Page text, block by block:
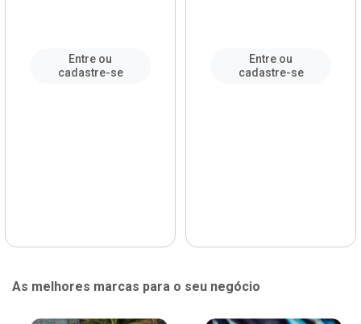
Entre ou
cadastre-se
Entre ou
cadastre-se
As melhores marcas para o seu negócio